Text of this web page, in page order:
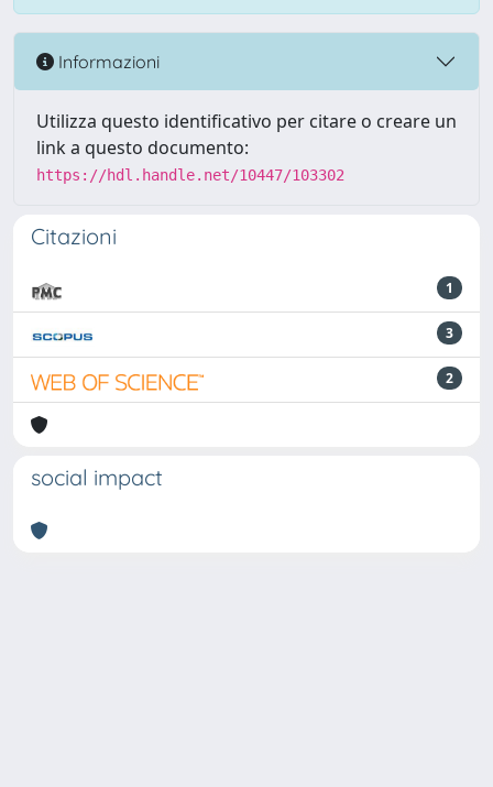
Informazioni
Utilizza questo identificativo per citare o creare un
link a questo documento:
https://hdl.handle.net/10447/103302
Citazioni
1
3
2
social impact